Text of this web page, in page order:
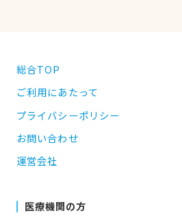
総合TOP
ご利用にあたって
プライバシーポリシー
お問い合わせ
運営会社
医療機関の方